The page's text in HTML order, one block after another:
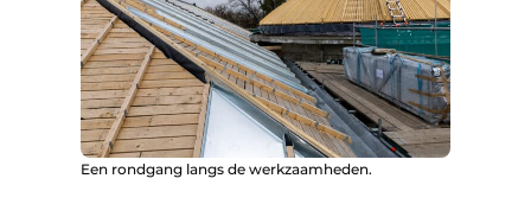
Een rondgang langs de werkzaamheden.